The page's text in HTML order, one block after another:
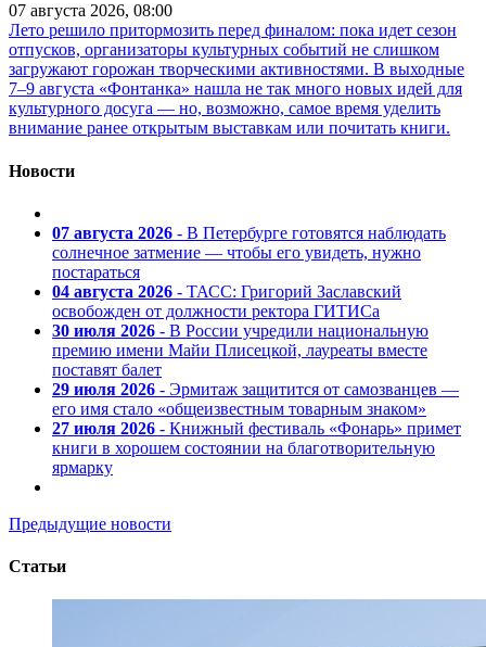
07 августа 2026, 08:00
Лето решило притормозить перед финалом: пока идет сезон
отпусков, организаторы культурных событий не слишком
загружают горожан творческими активностями. В выходные
7–9 августа «Фонтанка» нашла не так много новых идей для
культурного досуга — но, возможно, самое время уделить
внимание ранее открытым выставкам или почитать книги.
Новости
07 августа 2026 - В Петербурге готовятся наблюдать
солнечное затмение — чтобы его увидеть, нужно
постараться
04 августа 2026 - ТАСС: Григорий Заславский
освобожден от должности ректора ГИТИСа
30 июля 2026 - В России учредили национальную
премию имени Майи Плисецкой, лауреаты вместе
поставят балет
29 июля 2026 - Эрмитаж защитится от самозванцев —
его имя стало «общеизвестным товарным знаком»
27 июля 2026 - Книжный фестиваль «Фонарь» примет
книги в хорошем состоянии на благотворительную
ярмарку
Предыдущие новости
Статьи